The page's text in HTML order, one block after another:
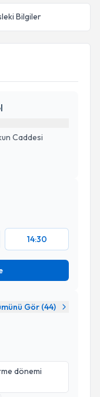
Bilgiler
Caddesi
14:30
Gör (44)
dönemi